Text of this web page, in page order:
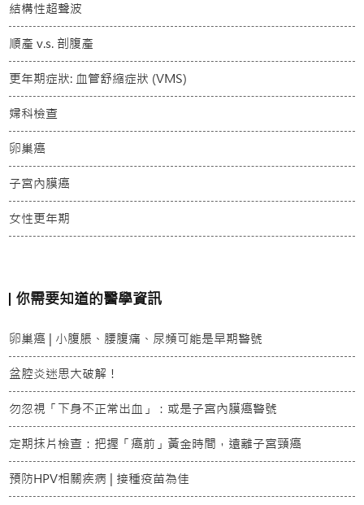
結構性超聲波
順產 v.s. 剖腹產
更年期症狀: 血管舒縮症狀 (VMS)
婦科檢查
卵巢癌
子宮內膜癌
女性更年期
你需要知道的醫學資訊
卵巢癌 | 小腹脹、腰腹痛、尿頻可能是早期警號
盆腔炎迷思大破解！
勿忽視「下身不正常出血」：或是子宮內膜癌警號
定期抹片檢查：把握「癌前」黃金時間，遠離子宮頸癌
預防HPV相關疾病 | 接種疫苗為佳